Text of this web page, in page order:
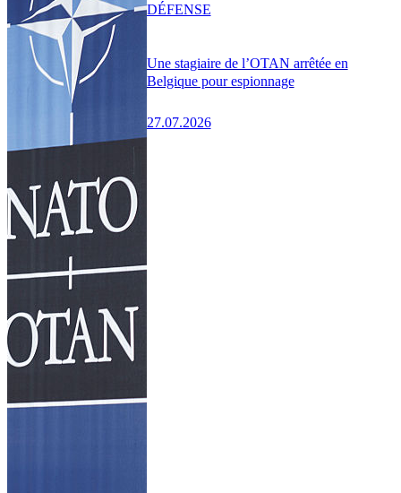
Une stagiaire de l’OTAN arrêtée en
Belgique pour espionnage
27.07.2026
DÉFENSE